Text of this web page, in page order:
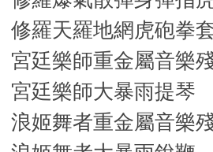
修羅天羅地網虎砲拳
宮廷樂師重金屬音樂
宮廷樂師大暴雨提琴
浪姬舞者重金屬音樂